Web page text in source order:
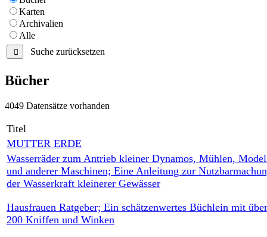
Karten
Archivalien
Alle
Suche zurücksetzen
Bücher
4049 Datensätze vorhanden
Titel
MUTTER ERDE
Wasserräder zum Antrieb kleiner Dynamos, Mühlen,
und anderer Maschinen; Eine Anleitung zur
der Wasserkraft kleinerer Gewässer
Hausfrauen Ratgeber; Ein schätzenwertes Büchlein mit über
200 Kniffen und Winken